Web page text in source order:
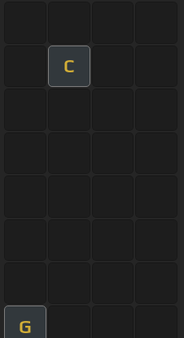
C
G